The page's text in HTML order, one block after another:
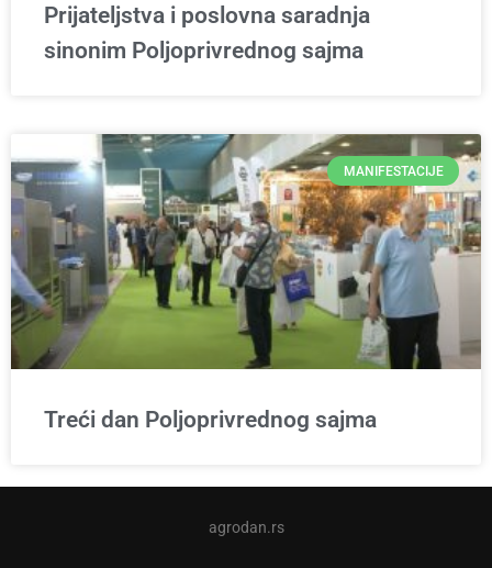
Prijateljstva i poslovna saradnja
sinonim Poljoprivrednog sajma
MANIFESTACIJE
Treći dan Poljoprivrednog sajma
agrodan.rs